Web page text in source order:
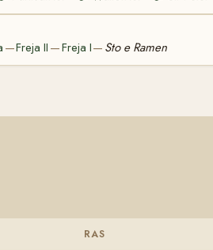
—Freja II —Freja I— Sto e Ramen
RAS